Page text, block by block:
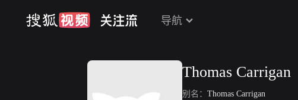
导航
Thomas Carrigan
别名： Thomas Carrigan